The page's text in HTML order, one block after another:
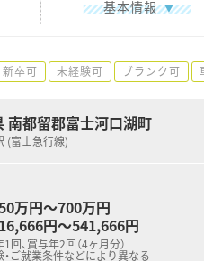
基本情報
新卒可 未経験可 ブランク可
南都留郡富士河口湖町
(富士急行線)
万円～700万円
円～541,666円
回、賞与年2回（4ヶ月分）
ご就業条件などにより異なる